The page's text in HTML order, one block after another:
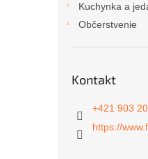
Kuchynka a
Občerstvenie
Kontakt
+421 903
https://